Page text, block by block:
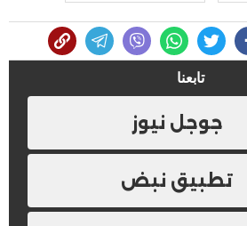
تابعنا
جوجل نيوز
تطبيق نبض